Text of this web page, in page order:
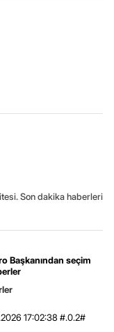
Son dakika haberleri
Başkanından seçim
17:02:38 #.0.2#